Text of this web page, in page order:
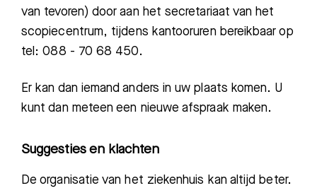
van tevoren) door aan het secretariaat van het
scopiecentrum, tijdens kantooruren bereikbaar op
tel: 088 - 70 68 450.
Er kan dan iemand anders in uw plaats komen. U
kunt dan meteen een nieuwe afspraak maken.
Suggesties en klachten
De organisatie van het ziekenhuis kan altijd beter.